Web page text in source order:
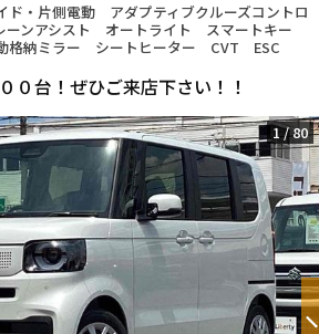
・片側電動 アダプティブクルーズコントロ
ンアシスト オートライト スマートキー
格納ミラー シートヒーター CVT ESC
０台！ぜひご来店下さい！！
1/80